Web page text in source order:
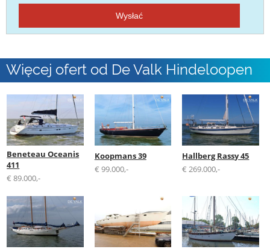
Wysłać
Więcej ofert od De Valk Hindeloopen
Beneteau Oceanis
411
€ 89.000,-
Koopmans 39
€ 99.000,-
Hallberg Rassy 45
€ 269.000,-